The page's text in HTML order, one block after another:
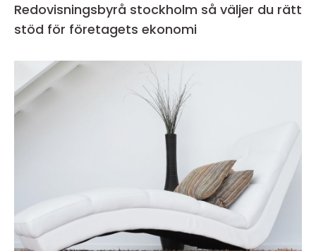
Redovisningsbyrå stockholm så väljer du rätt
stöd för företagets ekonomi